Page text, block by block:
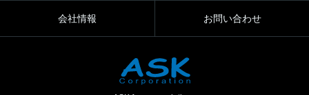
会社情報 お問い合わせ